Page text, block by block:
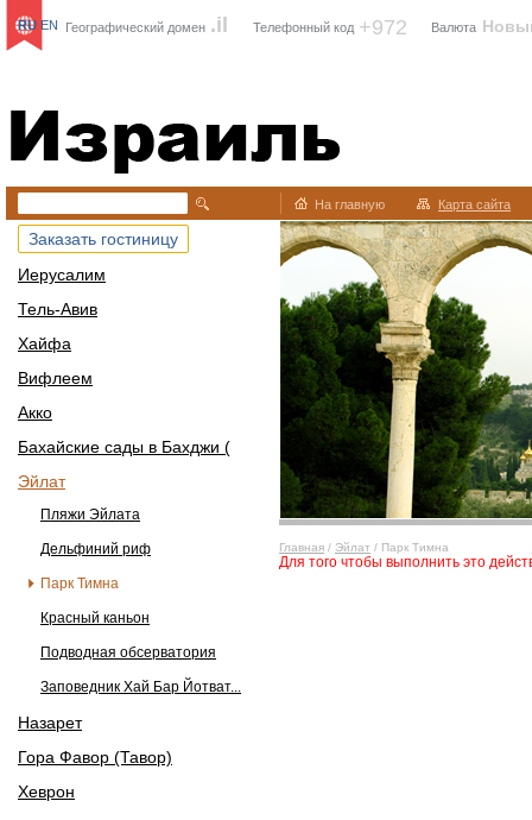
Израиль
Географический домен .il Телефонный код +972 Валюта
RU EN
На главную Карта сайта
Заказать гостиницу
Иерусалим
Тель-Авив
Хайфа
Вифлеем
Акко
Бахайские сады в Бахджи (
Эйлат
Пляжи Эйлата
Дельфиний риф
Парк Тимна
Красный каньон
Подводная обсерватория
Заповедник Хай Бар Йотват...
Назарет
Гора Фавор (Тавор)
Хеврон
Главная / Эйлат / Парк Тимна
Для того чтобы выполнить это